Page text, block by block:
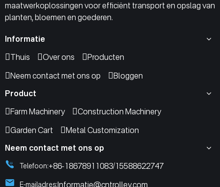
maatwerkoplossingen voor efficiënt transport en opslag van
planten, bloemen en goederen.
Informatie
Thuis
Over ons
Producten
Neem contact met ons op
Bloggen
Product
Farm Machinery
Construction Machinery
Garden Cart
Metal Customization
Neem contact met ons op
Telefoon:+86-18678911083/15588622747
E-mailadres:Informatie@cntrolley.com